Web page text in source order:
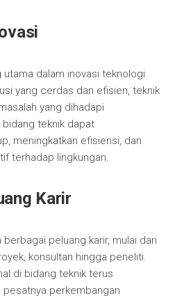
dalam inovasi teknologi.
yang cerdas dan efisien, teknik
yang dihadapi
bidang teknik dapat
meningkatkan efisiensi, dan
terhadap lingkungan.
Karir
peluang karir, mulai dari
konsultan hingga peneliti.
di bidang teknik terus
perkembangan